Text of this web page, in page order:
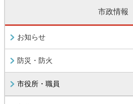
市政情報
お知らせ
防災・防火
市役所・職員